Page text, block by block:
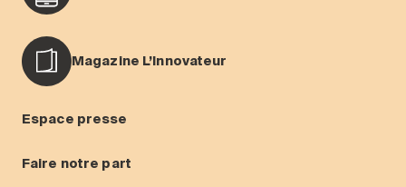
Magazine L’Innovateur
Espace presse
Faire notre part